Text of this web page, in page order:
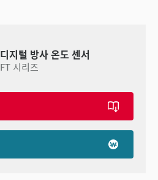
디지털 방사 온도 센서
FT 시리즈